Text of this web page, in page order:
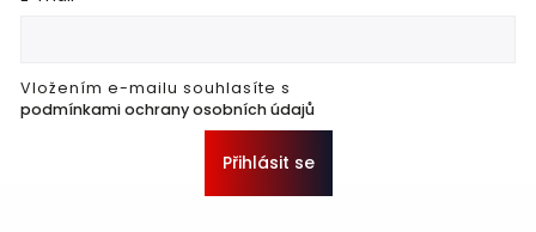
Vložením e-mailu souhlasíte s
podmínkami ochrany osobních údajů
Přihlásit se